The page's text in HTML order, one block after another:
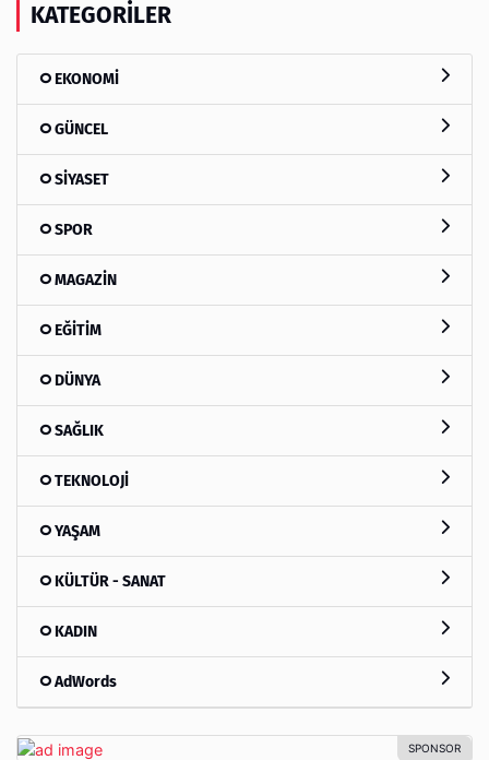
KATEGORILER
EKONOMİ
GÜNCEL
SİYASET
SPOR
MAGAZİN
EĞİTİM
DÜNYA
SAĞLIK
TEKNOLOJİ
YAŞAM
KÜLTÜR - SANAT
KADIN
AdWords